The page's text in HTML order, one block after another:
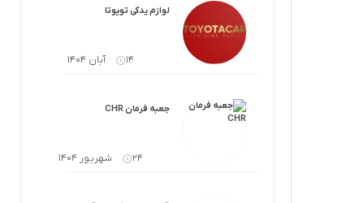
لوازم گیربکس و جلوبندی CHR
لوازم گیربکس و جلوبندی FJCRUISER
لوازم یدکی تویوتا
14 آبان 1404
جعبه فرمان CHR
24 شهریور 1404